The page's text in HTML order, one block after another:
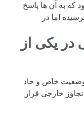
که به آن ها پاسخ
اما در
در یکی از
وضعیت خاص و حاد
خارجی قرار